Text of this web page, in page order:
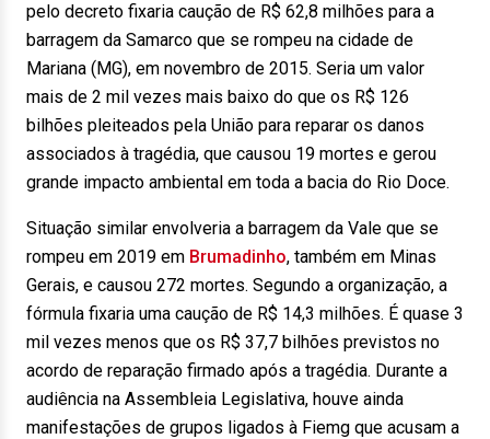
pelo decreto fixaria caução de R$ 62,8 milhões para a
barragem da Samarco que se rompeu na cidade de
Mariana (MG), em novembro de 2015. Seria um valor
mais de 2 mil vezes mais baixo do que os R$ 126
bilhões pleiteados pela União para reparar os danos
associados à tragédia, que causou 19 mortes e gerou
grande impacto ambiental em toda a bacia do Rio Doce.
Situação similar envolveria a barragem da Vale que se
rompeu em 2019 em Brumadinho, também em Minas
Gerais, e causou 272 mortes. Segundo a organização, a
fórmula fixaria uma caução de R$ 14,3 milhões. É quase 3
mil vezes menos que os R$ 37,7 bilhões previstos no
acordo de reparação firmado após a tragédia. Durante a
audiência na Assembleia Legislativa, houve ainda
manifestações de grupos ligados à Fiemg que acusam a